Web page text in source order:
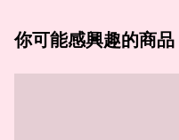
你可能感興趣的商品